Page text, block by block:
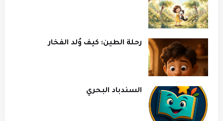
رحلة الطين: كيف وُلد الفخار
السندباد البحري